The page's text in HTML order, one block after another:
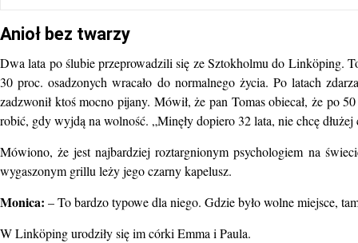
Anioł bez twarzy
Dwa lata po ślubie przeprowadzili się ze Sztokholmu do Linköping.
30 proc. osadzonych wracało do normalnego życia. Po latach
zadzwonił ktoś mocno pijany. Mówił, że pan Tomas obiecał, że po
robić, gdy wyjdą na wolność. „Minęły dopiero 32 lata, nie chcę dłużej
Mówiono, że jest najbardziej roztargnionym psychologiem na
wygaszonym grillu leży jego czarny kapelusz.
Monica: – To bardzo typowe dla niego. Gdzie było wolne miejsce,
W Linköping urodziły się im córki Emma i Paula.